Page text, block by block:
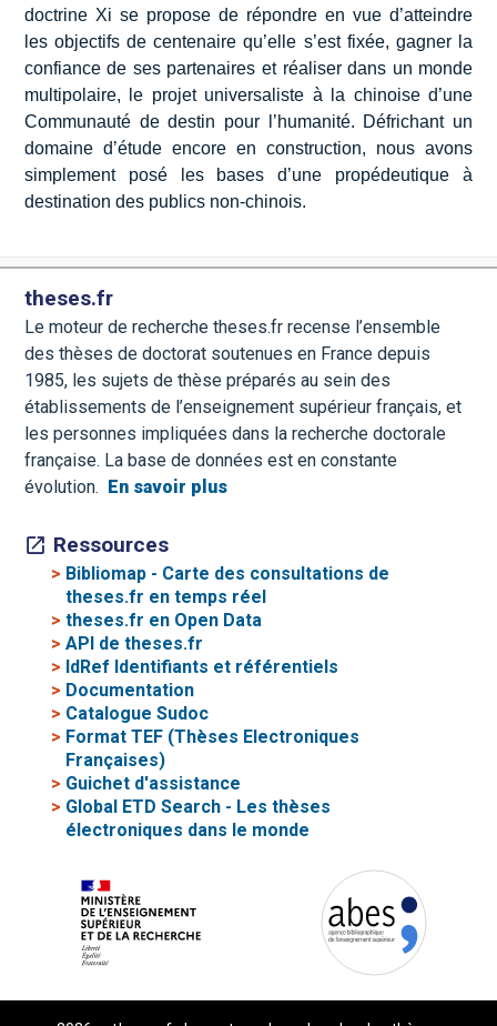
doctrine Xi se propose de répondre en vue d’atteindre
les objectifs de centenaire qu’elle s’est fixée, gagner la
confiance de ses partenaires et réaliser dans un monde
multipolaire, le projet universaliste à la chinoise d’une
Communauté de destin pour l’humanité. Défrichant un
domaine d’étude encore en construction, nous avons
simplement posé les bases d’une propédeutique à
destination des publics non-chinois.
theses.fr
Le moteur de recherche theses.fr recense l’ensemble
des thèses de doctorat soutenues en France depuis
1985, les sujets de thèse préparés au sein des
établissements de l’enseignement supérieur français, et
les personnes impliquées dans la recherche doctorale
française. La base de données est en constante
évolution.
En savoir plus
Ressources
> Bibliomap - Carte des consultations de
theses.fr en temps réel
>theses.fr en Open Data
>API de theses.fr
> IdRef Identifiants et référentiels
> Documentation
> Catalogue Sudoc
> Format TEF (Thèses Electroniques
Françaises)
> Guichet d'assistance
> Global ETD Search - Les thèses
électroniques dans le monde